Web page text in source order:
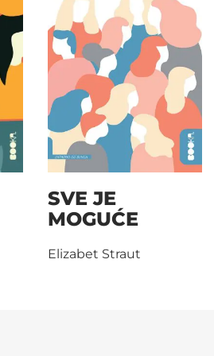
SVE JE
MOGUĆE
Elizabet Straut